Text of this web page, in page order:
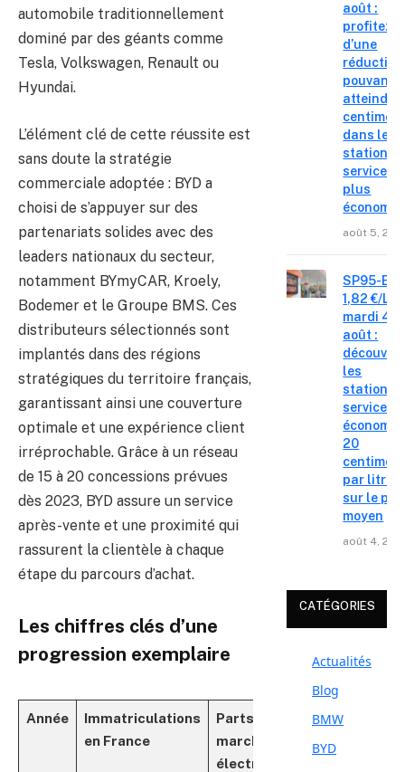
automobile traditionnellement
dominé par des géants comme
Tesla, Volkswagen, Renault ou
Hyundai.
L’élément clé de cette réussite est
sans doute la stratégie
commerciale adoptée : BYD a
choisi de s’appuyer sur des
partenariats solides avec des
leaders nationaux du secteur,
notamment BYmyCAR, Kroely,
Bodemer et le Groupe BMS. Ces
distributeurs sélectionnés sont
implantés dans des régions
stratégiques du territoire français,
garantissant ainsi une couverture
optimale et une expérience client
irréprochable. Grâce à un réseau
de 15 à 20 concessions prévues
dès 2023, BYD assure un service
après-vente et une proximité qui
rassurent la clientèle à chaque
étape du parcours d’achat.
Les chiffres clés d’une
progression exemplaire
Année
Immatriculations
en France
Parts de
marché
électrique
Position en
Europe
août :
profitez
d’une
réduction
pouvant
atteindre
centimes
dans les
stations-
service
plus
août 5,
SP95-E10
1,82 €/L
mardi 4
août :
les
stations-
service où
20
centimes
par litre
sur le prix
moyen
août 4,
CATÉGORIES
Actualités
Blog
BMW
BYD